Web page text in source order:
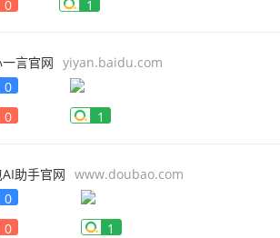
0 1
言官网 yiyan.baidu.com
0
0
1
助手官网 www.doubao.com
0
0
1